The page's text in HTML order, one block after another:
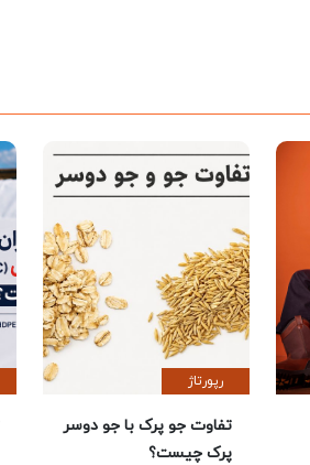
رپورتاژ
تفاوت جو پرک با جو دوسر
پرک چیست؟